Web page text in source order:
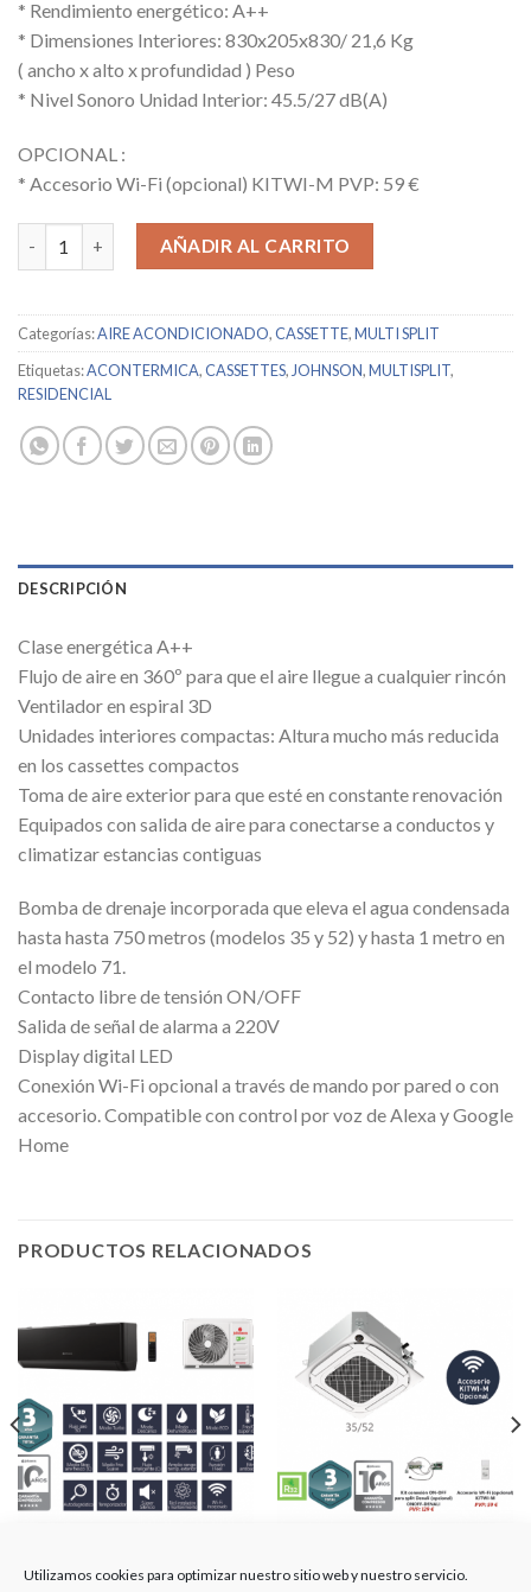
Utilizamos cookies para optimizar nuestro sitio web y nuestro servicio.
* Rendimiento energético: A++
* Dimensiones Interiores: 830x205x830/ 21,6 Kg
( ancho x alto x profundidad ) Peso
* Nivel Sonoro Unidad Interior: 45.5/27 dB(A)
OPCIONAL :
* Accesorio Wi-Fi (opcional) KITWI-M PVP: 59 €
JOHNSON / JCM71V3 / 13243 cantidad
AÑADIR AL CARRITO
Categorías:AIRE ACONDICIONADO,CASSETTE,MULTI SPLIT
Etiquetas:ACONTERMICA,CASSETTES, JOHNSON,MULTISPLIT,
RESIDENCIAL
DESCRIPCIÓN
Clase energética A++
Flujo de aire en 360º para que el aire llegue a cualquier rincón
Ventilador en espiral 3D
Unidades interiores compactas: Altura mucho más reducida
en los cassettes compactos
Toma de aire exterior para que esté en constante renovación
Equipados con salida de aire para conectarse a conductos y
climatizar estancias contiguas
Bomba de drenaje incorporada que eleva el agua condensada
hasta hasta 750 metros (modelos 35 y 52) y hasta 1 metro en
el modelo 71.
Contacto libre de tensión ON/OFF
Salida de señal de alarma a 220V
Display digital LED
Conexión Wi-Fi opcional a través de mando por pared o con
accesorio. Compatible con control por voz de Alexa y Google
Home
PRODUCTOS RELACIONADOS
13182
13242